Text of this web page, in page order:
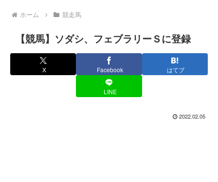
ホーム 競走馬
【競馬】ソダシ、フェブラリーＳに登録
X Facebook はてブ
LINE
2022.02.05